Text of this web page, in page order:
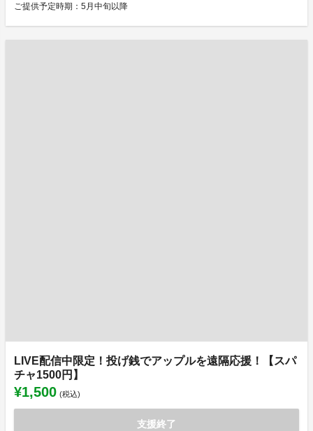
ご提供予定時期：5月中旬以降
LIVE配信中限定！投げ銭でアップルを遠隔応援！【スパ
チャ1500円】
¥1,500 (税込)
支援終了